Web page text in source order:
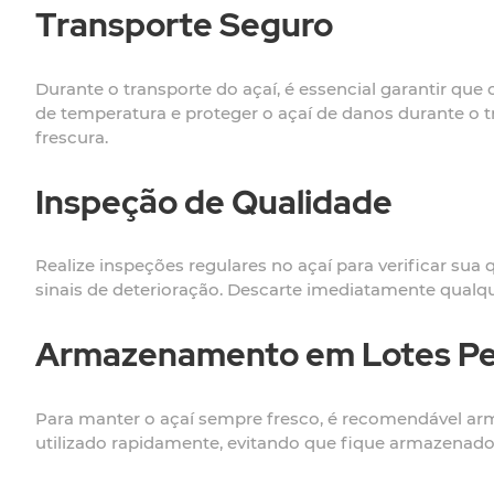
Transporte Seguro
Durante o transporte do açaí, é essencial garantir
de temperatura e proteger o açaí de danos durante o
frescura.
Inspeção de Qualidade
Realize inspeções regulares no açaí para verificar
sinais de deterioração. Descarte imediatamente
Armazenamento em Lotes
Para manter o açaí sempre fresco, é recomendável
utilizado rapidamente, evitando que fique